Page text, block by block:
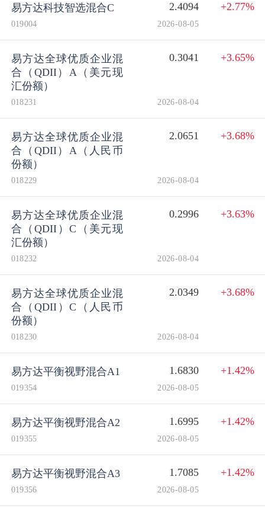
易方达科技智选混合C 2.4094 +2.77%
019004 2026-08-05
易方达全球优质企业混
合（QDII）A（美元现
汇份额）
0.3041 +3.65%
018231 2026-08-04
易方达全球优质企业混
合（QDII）A（人民币
份额）
2.0651 +3.68%
018229 2026-08-04
易方达全球优质企业混
合（QDII）C（美元现
汇份额）
0.2996 +3.63%
018232 2026-08-04
易方达全球优质企业混
合（QDII）C（人民币
份额）
2.0349 +3.68%
018230 2026-08-04
易方达平衡视野混合A1 1.6830 +1.42%
019354 2026-08-05
易方达平衡视野混合A2 1.6995 +1.42%
019355 2026-08-05
易方达平衡视野混合A3 1.7085 +1.42%
019356 2026-08-05